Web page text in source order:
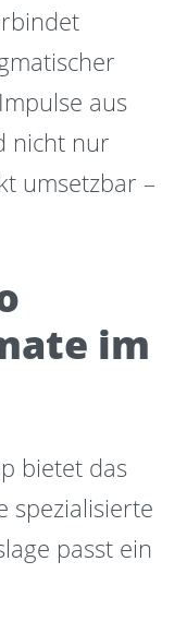
aus
nicht nur
umsetzbar –
im
bietet das
spezialisierte
passt ein